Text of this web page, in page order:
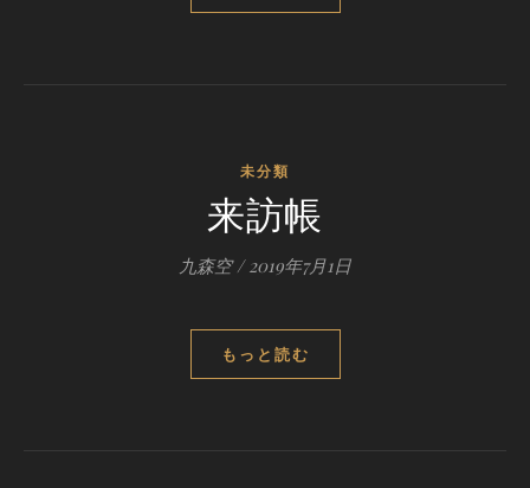
未分類
来訪帳
九森空 / 2019年7月1日
もっと読む